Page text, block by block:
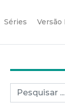
Séries Versão
Pesquisar por: